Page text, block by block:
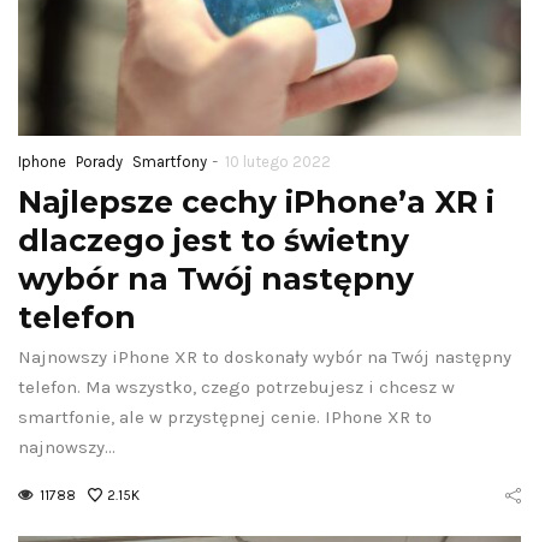
Iphone Porady Smartfony - 10 lutego 2022
Najlepsze cechy iPhone’a XR i
dlaczego jest to świetny
wybór na Twój następny
telefon
Najnowszy iPhone XR to doskonały wybór na Twój następny
telefon. Ma wszystko, czego potrzebujesz i chcesz w
smartfonie, ale w przystępnej cenie. IPhone XR to
najnowszy…
11788 2.15K